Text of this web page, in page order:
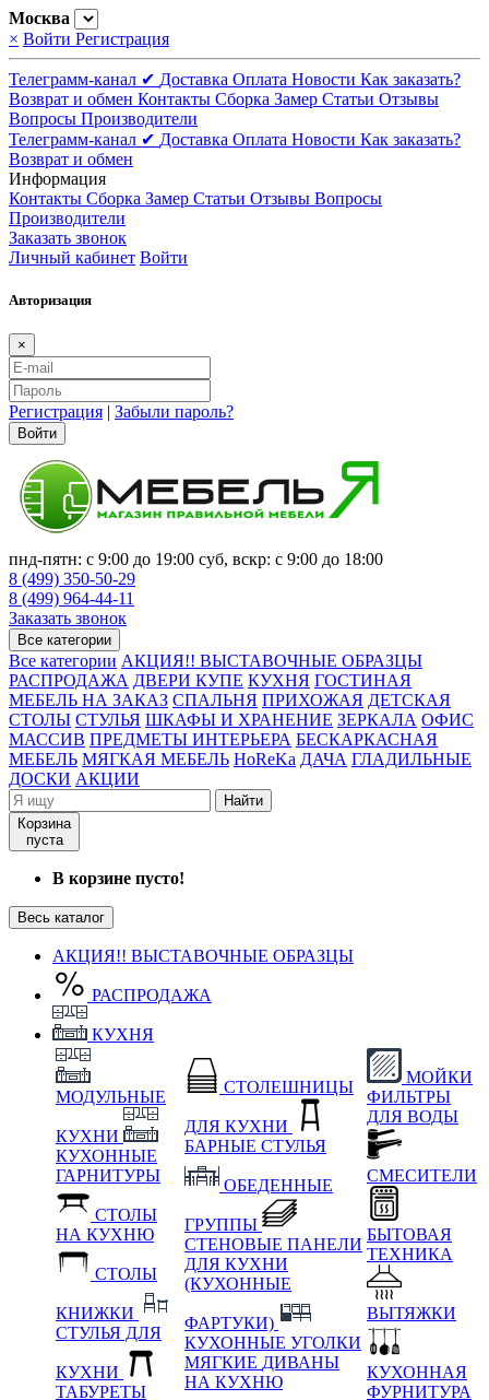
Москва
× Войти Регистрация
Телеграмм-канал ✔ Доставка Оплата Новости Как заказать?
Возврат и обмен Контакты Сборка Замер Статьи Отзывы
Вопросы Производители
Телеграмм-канал ✔ Доставка Оплата Новости Как заказать?
Возврат и обмен
Информация
Контакты Сборка Замер Статьи Отзывы Вопросы
Производители
Заказать звонок
Личный кабинет Войти
Авторизация
×
Регистрация | Забыли пароль?
Войти
пнд-пятн: с 9:00 до 19:00 суб, вскр: с 9:00 до 18:00
8 (499) 350-50-29
8 (499) 964-44-11
Заказать звонок
Все категории
Все категории АКЦИЯ!! ВЫСТАВОЧНЫЕ ОБРАЗЦЫ
РАСПРОДАЖА ДВЕРИ КУПЕ КУХНЯ ГОСТИНАЯ
МЕБЕЛЬ НА ЗАКАЗ СПАЛЬНЯ ПРИХОЖАЯ ДЕТСКАЯ
СТОЛЫ СТУЛЬЯ ШКАФЫ И ХРАНЕНИЕ ЗЕРКАЛА ОФИС
МАССИВ ПРЕДМЕТЫ ИНТЕРЬЕРА БЕСКАРКАСНАЯ
МЕБЕЛЬ МЯГКАЯ МЕБЕЛЬ HoReKa ДАЧА ГЛАДИЛЬНЫЕ
ДОСКИ АКЦИИ
Найти
Корзина
пуста
В корзине пусто!
Весь каталог
АКЦИЯ!! ВЫСТАВОЧНЫЕ ОБРАЗЦЫ
РАСПРОДАЖА
КУХНЯ
МОДУЛЬНЫЕ
КУХНИ
КУХОННЫЕ
ГАРНИТУРЫ
СТОЛЫ
НА КУХНЮ
СТОЛЫ
КНИЖКИ
СТУЛЬЯ ДЛЯ
КУХНИ
ТАБУРЕТЫ
СТОЛЕШНИЦЫ
ДЛЯ КУХНИ
БАРНЫЕ СТУЛЬЯ
ОБЕДЕННЫЕ
ГРУППЫ
СТЕНОВЫЕ ПАНЕЛИ
ДЛЯ КУХНИ
(КУХОННЫЕ
ФАРТУКИ)
КУХОННЫЕ УГОЛКИ
МЯГКИЕ ДИВАНЫ
НА КУХНЮ
МОЙКИ
ФИЛЬТРЫ
ДЛЯ ВОДЫ
СМЕСИТЕЛИ
БЫТОВАЯ
ТЕХНИКА
ВЫТЯЖКИ
КУХОННАЯ
ФУРНИТУРА